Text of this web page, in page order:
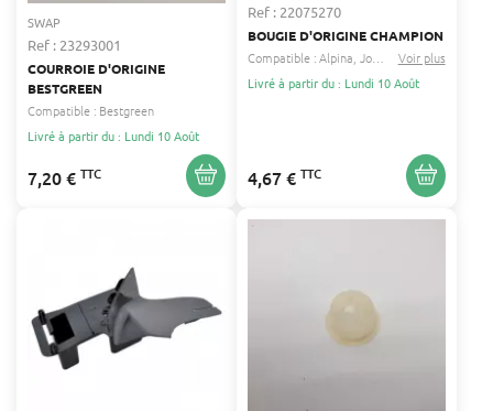
SWAP
Ref : 23293001
COURROIE D'ORIGINE
BESTGREEN
Compatible : Bestgreen
Livré à partir du : Lundi 10 Août
7,20 € TTC
Ref : 22075270
BOUGIE D'ORIGINE CHAMPION
Compatible :Alpina John deere ...
Voir plus
Livré à partir du : Lundi 10 Août
4,67 € TTC